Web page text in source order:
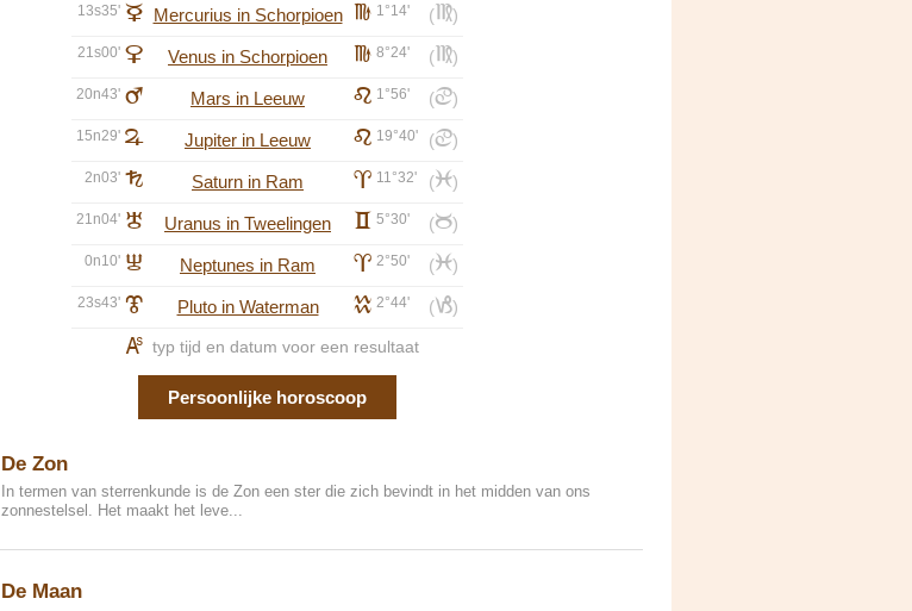
13s35' C Mercurius in Schorpioen h 1°14' (f)
21s00' D Venus in Schorpioen h 8°24' (f)
20n43' E Mars in Leeuw e 1°56' (d)
15n29' F Jupiter in Leeuw e 19°40' (d)
2n03' G Saturn in Ram a 11°32' (l)
21n04' H Uranus in Tweelingen c 5°30' (b)
0n10' I Neptunes in Ram a 2°50' (l)
23s43' J Pluto in Waterman k 2°44' (j)
K typ tijd en datum voor een resultaat
Persoonlijke horoscoop
De Zon
In termen van sterrenkunde is de Zon een ster die zich bevindt in het midden van ons
zonnestelsel. Het maakt het leve...
De Maan